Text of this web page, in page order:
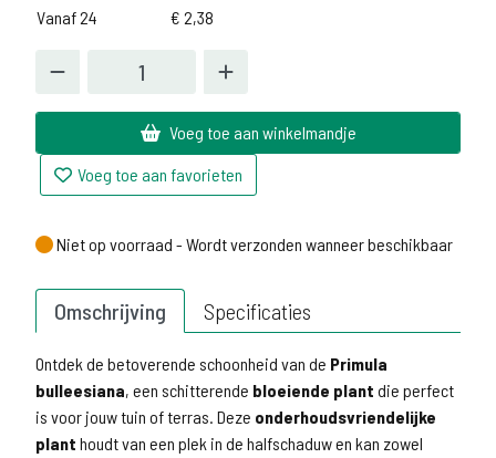
Vanaf 24
€ 2,38
Voeg toe aan winkelmandje
Voeg toe aan favorieten
Niet op voorraad - Wordt verzonden wanneer beschikbaar
Niet op voorraad - Wordt verzonden wanneer beschikbaar
Omschrijving Specificaties
Ontdek de betoverende schoonheid van de Primula
bulleesiana, een schitterende bloeiende plant die perfect
is voor jouw tuin of terras. Deze onderhoudsvriendelijke
plant houdt van een plek in de halfschaduw en kan zowel